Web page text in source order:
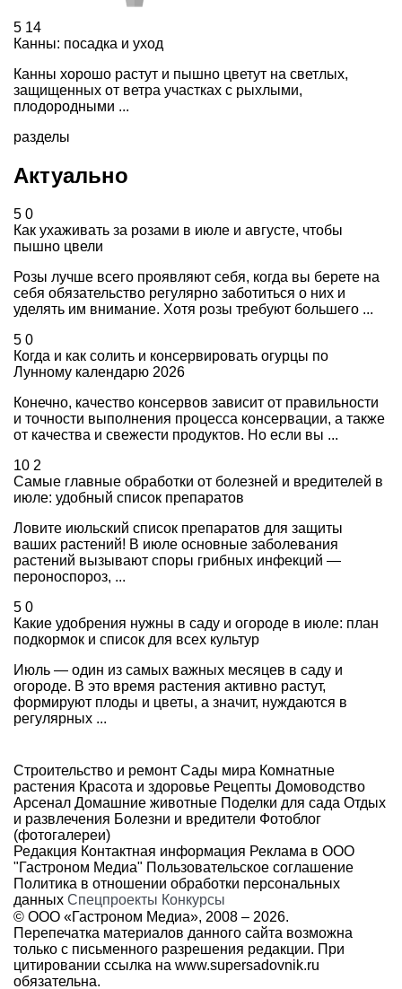
5 14
Канны: посадка и уход
Канны хорошо растут и пышно цветут на светлых,
защищенных от ветра участках с рыхлыми,
плодородными ...
разделы
Актуально
5 0
Как ухаживать за розами в июле и августе, чтобы
пышно цвели
Розы лучше всего проявляют себя, когда вы берете на
себя обязательство регулярно заботиться о них и
уделять им внимание. Хотя розы требуют большего ...
5 0
Когда и как солить и консервировать огурцы по
Лунному календарю 2026
Конечно, качество консервов зависит от правильности
и точности выполнения процесса консервации, а также
от качества и свежести продуктов. Но если вы ...
10 2
Самые главные обработки от болезней и вредителей в
июле: удобный список препаратов
Ловите июльский список препаратов для защиты
ваших растений! В июле основные заболевания
растений вызывают споры грибных инфекций —
пероноспороз, ...
5 0
Какие удобрения нужны в саду и огороде в июле: план
подкормок и список для всех культур
Июль — один из самых важных месяцев в саду и
огороде. В это время растения активно растут,
формируют плоды и цветы, а значит, нуждаются в
регулярных ...
Строительство и ремонт Сады мира Комнатные
растения Красота и здоровье Рецепты Домоводство
Арсенал Домашние животные Поделки для сада Отдых
и развлечения Болезни и вредители Фотоблог
(фотогалереи)
Редакция Контактная информация Реклама в ООО
"Гастроном Медиа" Пользовательское соглашение
Политика в отношении обработки персональных
данных Спецпроекты Конкурсы
© ООО «Гастроном Медиа», 2008 – 2026.
Перепечатка материалов данного сайта возможна
только с письменного разрешения редакции. При
цитировании ссылка на www.supersadovnik.ru
обязательна.